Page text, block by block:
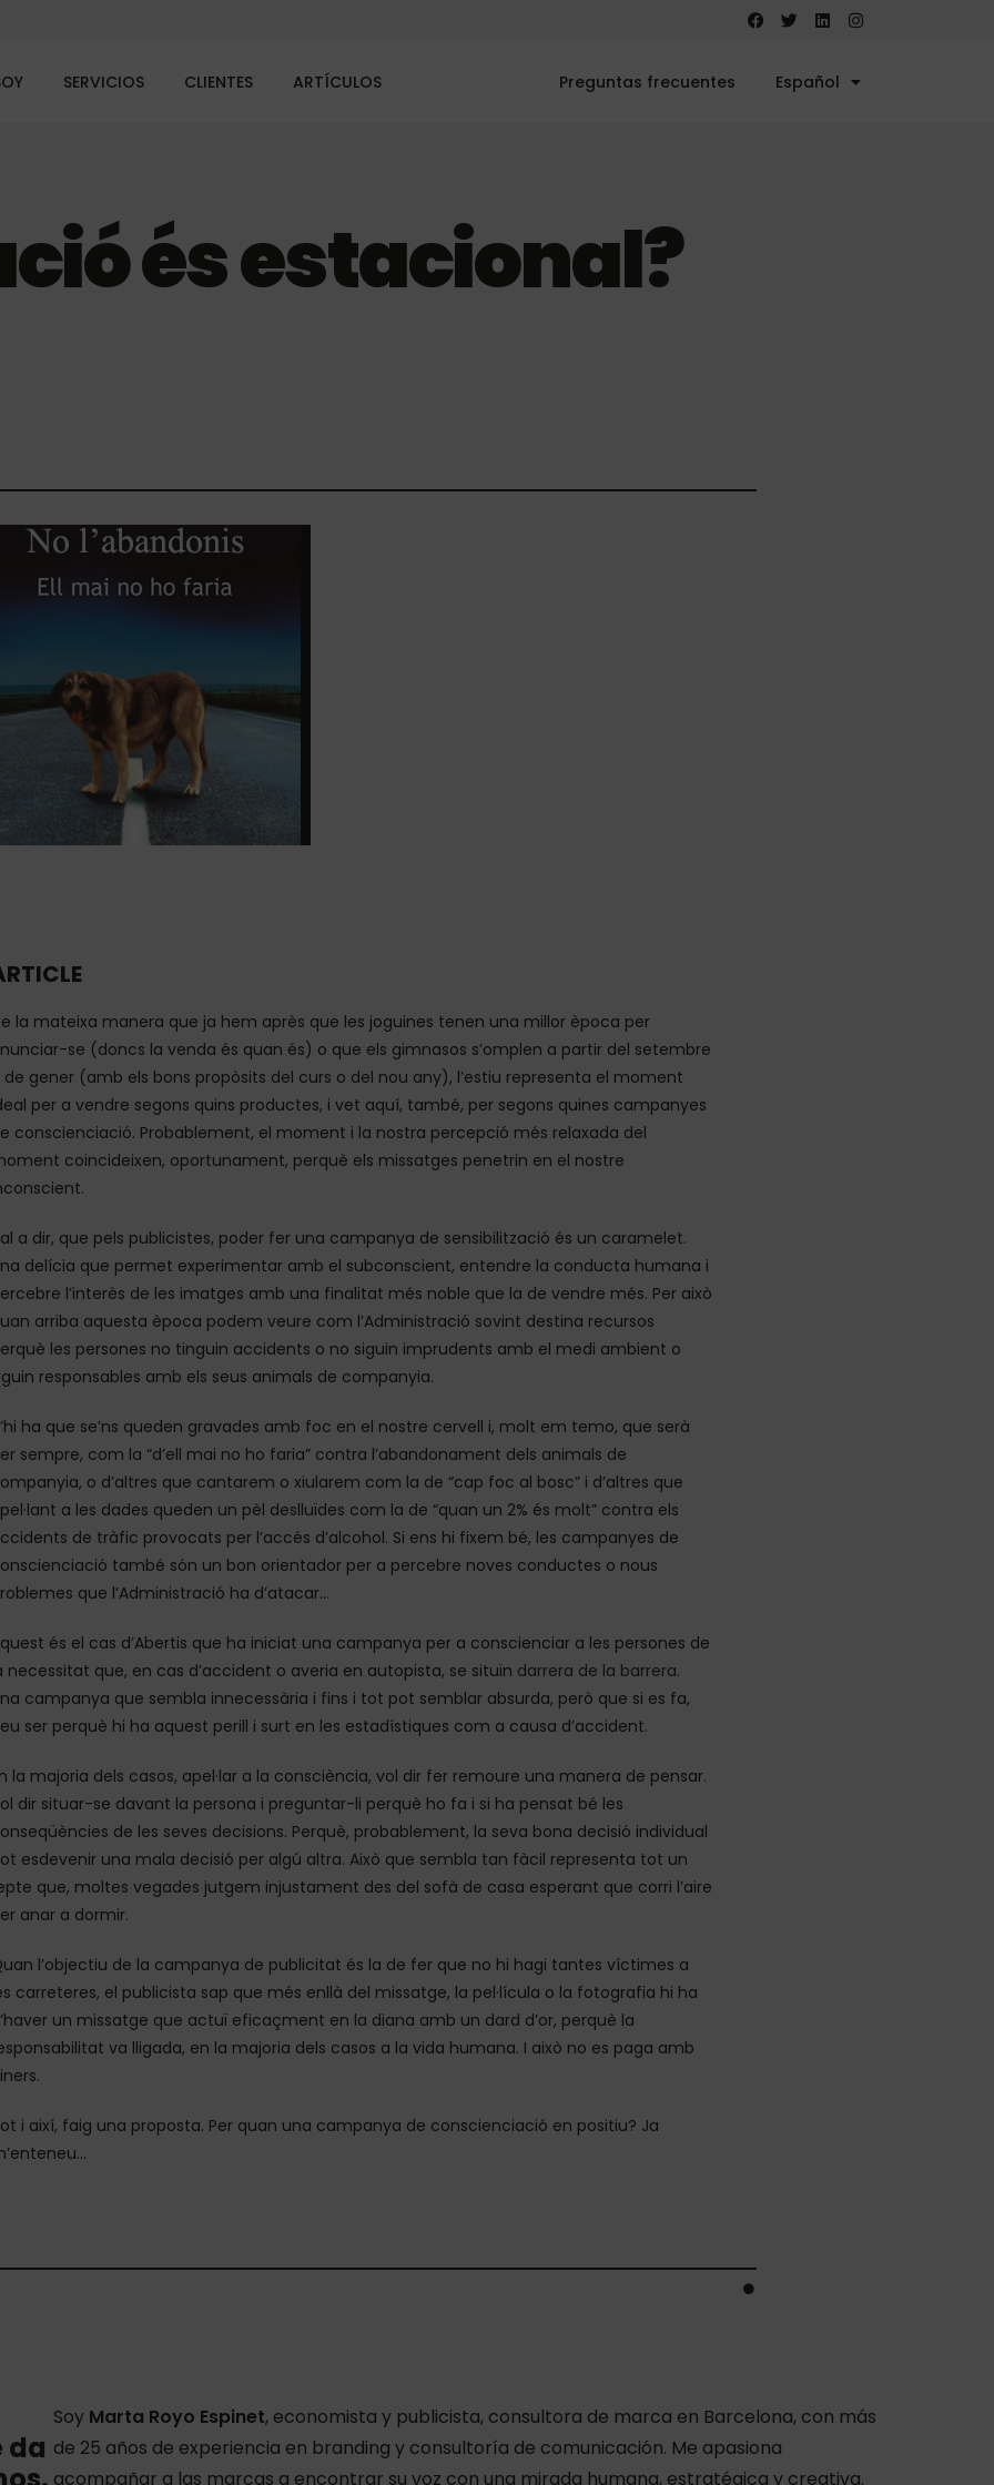
SERVICIOS CLIENTES ARTÍCULOS Preguntas frecuentes Español
és estacional?
la mateixa manera que ja hem après que les joguines tenen una millor època per
se (doncs la venda és quan és) o que els gimnasos s’omplen a partir del setembre
de gener (amb els bons propòsits del curs o del nou any), l’estiu representa el moment
per a vendre segons quins productes, i vet aquí, també, per segons quines campanyes
conscienciació. Probablement, el moment i la nostra percepció més relaxada del
coincideixen, oportunament, perquè els missatges penetrin en el nostre
a dir, que pels publicistes, poder fer una campanya de sensibilització és un caramelet.
delícia que permet experimentar amb el subconscient, entendre la conducta humana i
l’interès de les imatges amb una finalitat més noble que la de vendre més. Per això
arriba aquesta època podem veure com l’Administració sovint destina recursos
les persones no tinguin accidents o no siguin imprudents amb el medi ambient o
responsables amb els seus animals de companyia.
ha que se’ns queden gravades amb foc en el nostre cervell i, molt em temo, que serà
sempre, com la “d’ell mai no ho faria” contra l’abandonament dels animals de
o d’altres que cantarem o xiularem com la de “cap foc al bosc” i d’altres que
a les dades queden un pèl deslluïdes com la de “quan un 2% és molt” contra els
de tràfic provocats per l’accés d’alcohol. Si ens hi fixem bé, les campanyes de
també són un bon orientador per a percebre noves conductes o nous
que l’Administració ha d’atacar…
és el cas d’Abertis que ha iniciat una campanya per a conscienciar a les persones de
necessitat que, en cas d’accident o averia en autopista, se situïn darrera de la barrera.
campanya que sembla innecessària i fins i tot pot semblar absurda, però que si es fa,
ser perquè hi ha aquest perill i surt en les estadístiques com a causa d’accident.
la majoria dels casos, apel·lar a la consciència, vol dir fer remoure una manera de pensar.
dir situar-se davant la persona i preguntar-li perquè ho fa i si ha pensat bé les
de les seves decisions. Perquè, probablement, la seva bona decisió individual
esdevenir una mala decisió per algú altra. Això que sembla tan fàcil representa tot un
que, moltes vegades jutgem injustament des del sofà de casa esperant que corri l’aire
anar a dormir.
l’objectiu de la campanya de publicitat és la de fer que no hi hagi tantes víctimes a
carreteres, el publicista sap que més enllà del missatge, la pel·lícula o la fotografia hi ha
un missatge que actuï eficaçment en la diana amb un dard d’or, perquè la
va lligada, en la majoria dels casos a la vida humana. I això no es paga amb
i així, faig una proposta. Per quan una campanya de conscienciació en positiu? Ja
da
Soy Marta Royo Espinet, economista y publicista, consultora de marca en Barcelona, con más
de 25 años de experiencia en branding y consultoría de comunicación. Me apasiona
acompañar a las marcas a encontrar su voz con una mirada humana, estratégica y creativa.